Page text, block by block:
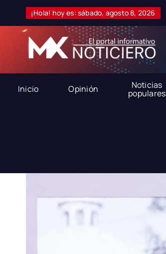
content
¡Hola! hoy es: sábado, agosto 8, 2026
Inicio Opinión Noticias
populares